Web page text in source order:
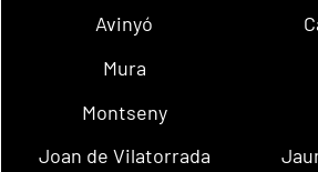
Avinyó
Mura
Montseny
Joan de Vilatorrada